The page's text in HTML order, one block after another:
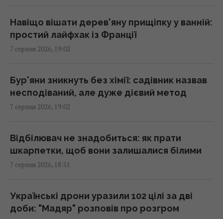
У двох районах Києва зникло світло: в ДТЕК
назвали причину
Гороскоп на 8 серпня за картами Таро:
Дівам - суперечки, Ракам - емоції
Яка кімнатна рослина вам подобається:
психологічний тест на суперсилу
Фейкові знижки та цінові пастки: юрист
Навіщо вішати дерев'яну прищіпку у ванній:
простий лайфхак із Франції
7 серпня 2026, 19:02
Бур'яни зникнуть без хімії: садівник назвав
несподіваний, але дуже дієвий метод
7 серпня 2026, 19:02
Відбілювач не знадобиться: як прати
шкарпетки, щоб вони залишалися білими
7 серпня 2026, 18:51
Українські дрони уразили 102 цілі за дві
доби: "Мадяр" розповів про розгром